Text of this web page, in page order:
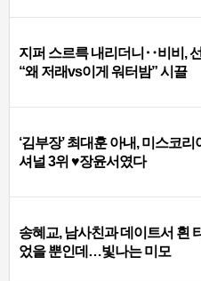
지퍼 스르륵 내리더니‥비비,
“왜 저래vs이게 워터밤” 시끌
‘김부장’ 최대훈 아내, 미스코
셔널 3위 ♥장윤서였다
송혜교, 남사친과 데이트서 흰
었을 뿐인데…빛나는 미모